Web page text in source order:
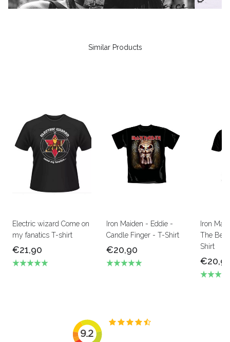
Similar Products
Electric wizard Come on
my fanatics T-shirt
€21,90
Iron Maiden - Eddie -
Candle Finger - T-Shirt
€20,90
Iron
The
Shirt